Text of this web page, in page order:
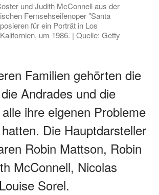
und Judith McConnell aus der
Fernsehseifenoper "Santa
für ein Porträt in Los
um 1986. | Quelle: Getty
Familien gehörten die
Andrades und die
ihre eigenen Probleme
Die Hauptdarsteller
Robin Mattson, Robin
McConnell, Nicolas
Sorel.